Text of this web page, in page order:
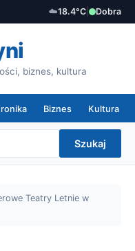
☁️18.4°C Dobra
biznes, kultura
Biznes Kultura
Szukaj
Teatry Letnie w